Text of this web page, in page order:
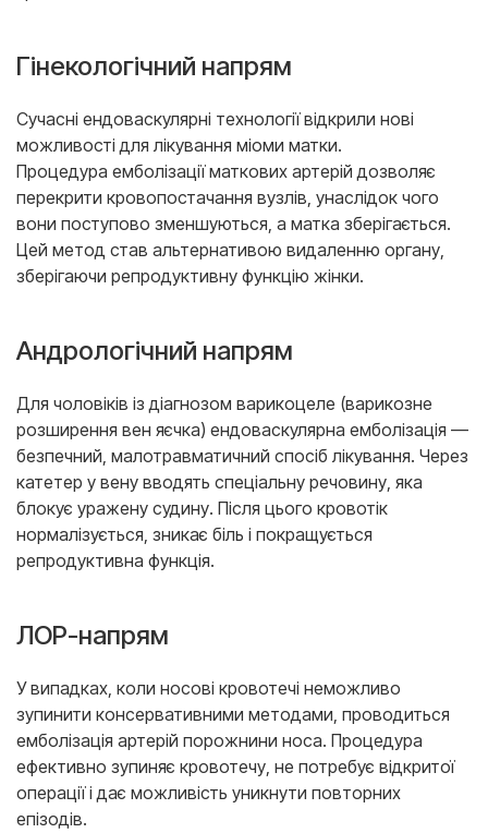
Гінекологічний напрям
Сучасні ендоваскулярні технології відкрили нові
можливості для лікування міоми матки.
Процедура емболізації маткових артерій дозволяє
перекрити кровопостачання вузлів, унаслідок чого
вони поступово зменшуються, а матка зберігається.
Цей метод став альтернативою видаленню органу,
зберігаючи репродуктивну функцію жінки.
Андрологічний напрям
Для чоловіків із діагнозом варикоцеле (варикозне
розширення вен яєчка) ендоваскулярна емболізація —
безпечний, малотравматичний спосіб лікування. Через
катетер у вену вводять спеціальну речовину, яка
блокує уражену судину. Після цього кровотік
нормалізується, зникає біль і покращується
репродуктивна функція.
ЛОР-напрям
У випадках, коли носові кровотечі неможливо
зупинити консервативними методами, проводиться
емболізація артерій порожнини носа. Процедура
ефективно зупиняє кровотечу, не потребує відкритої
операції і дає можливість уникнути повторних
епізодів.